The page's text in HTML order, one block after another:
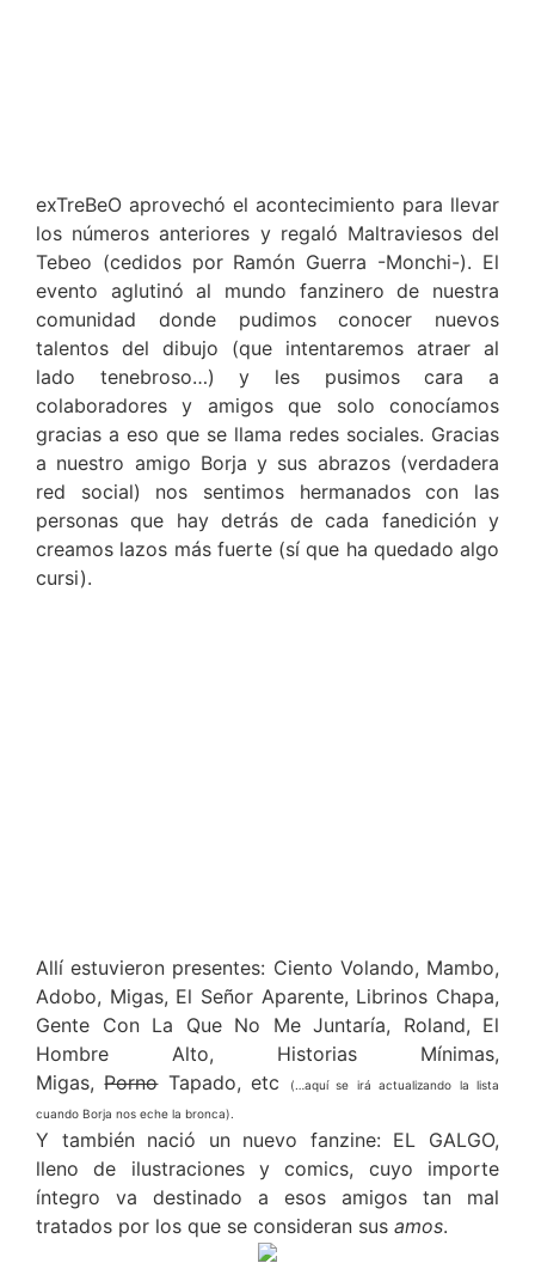
exTreBeO aprovechó el acontecimiento para llevar
los números anteriores y regaló Maltraviesos del
Tebeo (cedidos por Ramón Guerra -Monchi-). El
evento aglutinó al mundo fanzinero de nuestra
comunidad donde pudimos conocer nuevos
talentos del dibujo (que intentaremos atraer al
lado tenebroso…) y les pusimos cara a
colaboradores y amigos que solo conocíamos
gracias a eso que se llama redes sociales. Gracias
a nuestro amigo Borja y sus abrazos (verdadera
red social) nos sentimos hermanados con las
personas que hay detrás de cada fanedición y
creamos lazos más fuerte (sí que ha quedado algo
cursi).
Allí estuvieron presentes: Ciento Volando, Mambo,
Adobo, Migas, El Señor Aparente, Librinos Chapa,
Gente Con La Que No Me Juntaría, Roland, El
Hombre Alto, Historias Mínimas,
Migas,PornoTapado, etc
(…aquí se irá actualizando la lista
cuando Borja nos eche la bronca).
Y también nació un nuevo fanzine: EL GALGO,
lleno de ilustraciones y comics, cuyo importe
íntegro va destinado a esos amigos tan mal
tratados por los que se consideran sus amos.